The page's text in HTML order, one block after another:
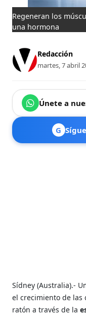
Regeneran los
una hormona
Redacción
martes, 7 abril
Únete a
G
Sídney (Australia).-
el crecimiento de las
ratón a través de la